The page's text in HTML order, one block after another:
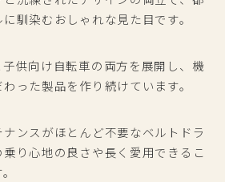
馴染むおしゃれな見た目です。
供向け自転車の両方を展開し、機
った製品を作り続けています。
ンスがほとんど不要なベルトドラ
り心地の良さや長く愛用できるこ